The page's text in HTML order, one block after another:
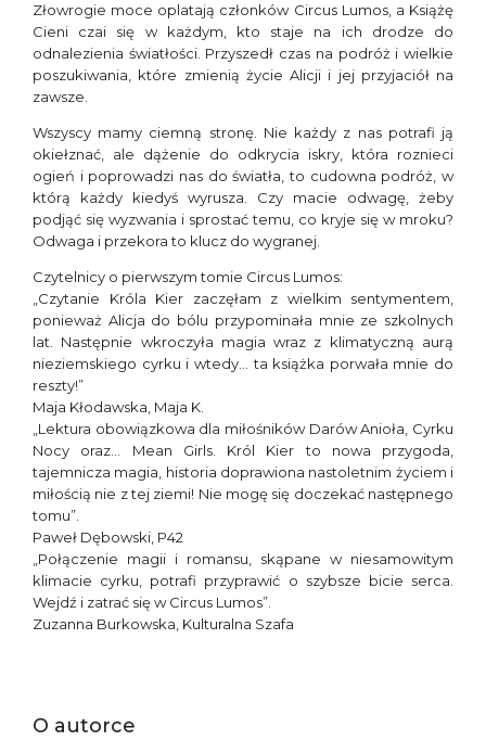
Złowrogie moce oplatają członków Circus Lumos, a Książę
Cieni czai się w każdym, kto staje na ich drodze do
odnalezienia światłości. Przyszedł czas na podróż i wielkie
poszukiwania, które zmienią życie Alicji i jej przyjaciół na
zawsze.
Wszyscy mamy ciemną stronę. Nie każdy z nas potrafi ją
okiełznać, ale dążenie do odkrycia iskry, która roznieci
ogień i poprowadzi nas do światła, to cudowna podróż, w
którą każdy kiedyś wyrusza. Czy macie odwagę, żeby
podjąć się wyzwania i sprostać temu, co kryje się w mroku?
Odwaga i przekora to klucz do wygranej.
Czytelnicy o pierwszym tomie Circus Lumos:
„Czytanie Króla Kier zaczęłam z wielkim sentymentem,
ponieważ Alicja do bólu przypominała mnie ze szkolnych
lat. Następnie wkroczyła magia wraz z klimatyczną aurą
nieziemskiego cyrku i wtedy… ta książka porwała mnie do
reszty!”
Maja Kłodawska, Maja K.
„Lektura obowiązkowa dla miłośników Darów Anioła, Cyrku
Nocy oraz… Mean Girls. Król Kier to nowa przygoda,
tajemnicza magia, historia doprawiona nastoletnim życiem i
miłością nie z tej ziemi! Nie mogę się doczekać następnego
tomu”.
Paweł Dębowski, P42
„Połączenie magii i romansu, skąpane w niesamowitym
klimacie cyrku, potrafi przyprawić o szybsze bicie serca.
Wejdź i zatrać się w Circus Lumos”.
Zuzanna Burkowska, Kulturalna Szafa
O autorce